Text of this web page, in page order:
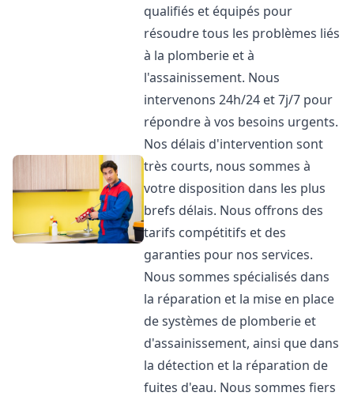
qualifiés et équipés pour
résoudre tous les problèmes liés
à la plomberie et à
l'assainissement. Nous
intervenons 24h/24 et 7j/7 pour
répondre à vos besoins urgents.
Nos délais d'intervention sont
très courts, nous sommes à
votre disposition dans les plus
brefs délais. Nous offrons des
tarifs compétitifs et des
garanties pour nos services.
Nous sommes spécialisés dans
la réparation et la mise en place
de systèmes de plomberie et
d'assainissement, ainsi que dans
la détection et la réparation de
fuites d'eau. Nous sommes fiers